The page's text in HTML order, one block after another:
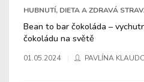
HUBNUTÍ, DIETA A ZDRAVÁ
Bean to bar čokoláda –
čokoládu na světě
01.05.2024 PAVLÍNA